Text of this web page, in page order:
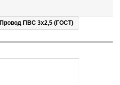
Провод ПВС 3х2,5 (ГОСТ)